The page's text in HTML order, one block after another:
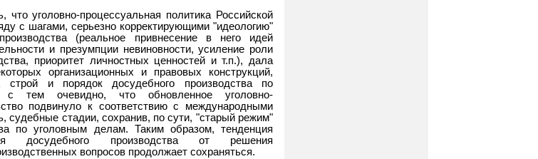
что уголовно-процессуальная политика Российской
с шагами, серьезно корректирующими "идеологию"
(реальное привнесение в него идей
и презумпции невиновности, усиление роли
приоритет личностных ценностей и т.п.), дала
организационных и правовых конструкций,
строй и порядок досудебного производства по
тем очевидно, что обновленное уголовно-
подвинуло к соответствию с международными
судебные стадии, сохранив, по сути, "старый режим"
по уголовным делам. Таким образом, тенденция
досудебного производства от решения
вопросов продолжает сохраняться.